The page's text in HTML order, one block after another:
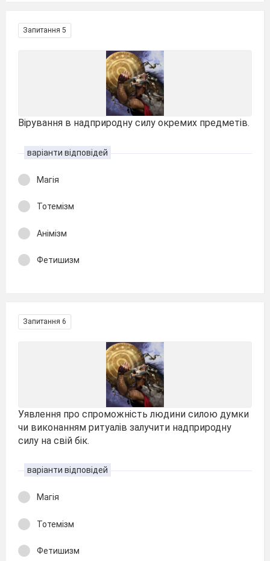
Запитання 5
Вірування в надприродну силу окремих предметів.
варіанти відповідей
Магія
Тотемізм
Анімізм
Фетишизм
Запитання 6
Уявлення про спроможність людини силою думки
чи виконанням ритуалів залучити надприродну
силу на свій бік.
варіанти відповідей
Магія
Тотемізм
Фетишизм